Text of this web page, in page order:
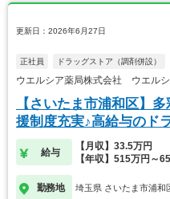
更新日：2026年6月27日
正社員 ドラッグストア（調剤併設）
ウエルシア薬局株式会社 ウエル
【さいたま市浦和区】
援制度充実♪高給与のド
給与
【月収】33.5万円
【年収】515万円～
勤務地 埼玉県 さいたま市浦和